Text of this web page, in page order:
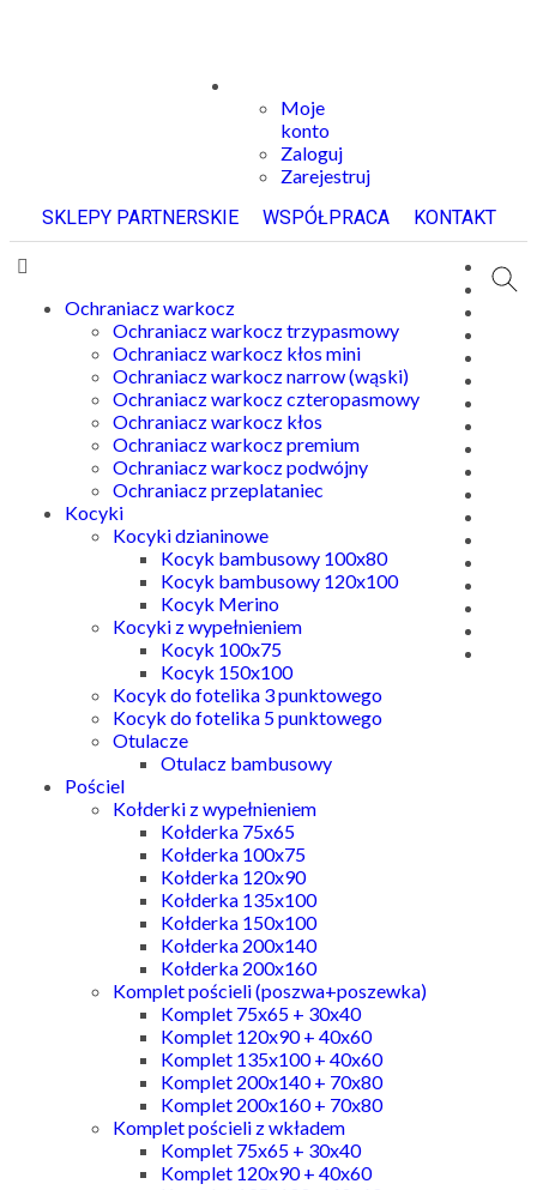
Moje
konto
Zaloguj
Zarejestruj
SKLEPY PARTNERSKIE
WSPÓŁPRACA KONTAKT
Ochraniacz warkocz
Ochraniacz warkocz trzypasmowy
Ochraniacz warkocz kłos mini
Ochraniacz warkocz narrow (wąski)
Ochraniacz warkocz czteropasmowy
Ochraniacz warkocz kłos
Ochraniacz warkocz premium
Ochraniacz warkocz podwójny
Ochraniacz przeplataniec
Kocyki
Kocyki dzianinowe
Kocyk bambusowy 100x80
Kocyk bambusowy 120x100
Kocyk Merino
Kocyki z wypełnieniem
Kocyk 100x75
Kocyk 150x100
Kocyk do fotelika 3 punktowego
Kocyk do fotelika 5 punktowego
Otulacze
Otulacz bambusowy
Pościel
Kołderki z wypełnieniem
Kołderka 75x65
Kołderka 100x75
Kołderka 120x90
Kołderka 135x100
Kołderka 150x100
Kołderka 200x140
Kołderka 200x160
Komplet pościeli (poszwa+poszewka)
Komplet 75x65 + 30x40
Komplet 120x90 + 40x60
Komplet 135x100 + 40x60
Komplet 200x140 + 70x80
Komplet 200x160 + 70x80
Komplet pościeli z wkładem
Komplet 75x65 + 30x40
Komplet 120x90 + 40x60